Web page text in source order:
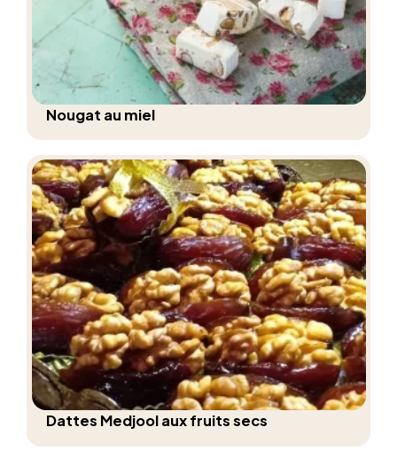
Nougat au miel
Dattes Medjool aux fruits secs